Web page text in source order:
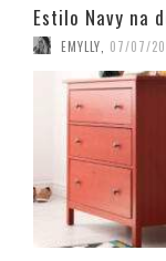
Estilo Navy na
EMYLLY 07/07/